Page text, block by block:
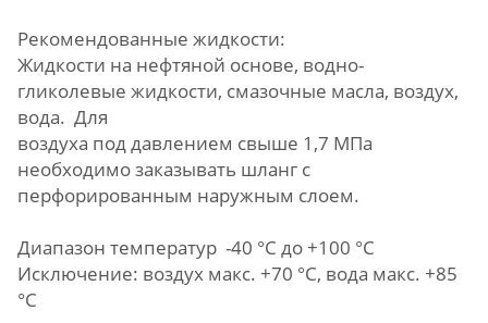
Рекомендованные жидкости:
Жидкости на нефтяной основе, водно-
гликолевые жидкости, смазочные масла, воздух,
вода. Для
воздуха под давлением свыше 1,7 МПа
необходимо заказывать шланг с
перфорированным наружным слоем.
Диапазон температур -40 °C до +100 °C
Исключение: воздух макс. +70 °C, вода макс. +85
°C